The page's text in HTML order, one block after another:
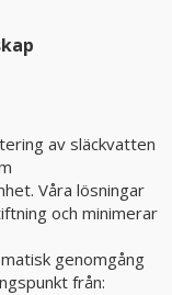
av släckvatten
Våra lösningar
och minimerar
genomgång
från: